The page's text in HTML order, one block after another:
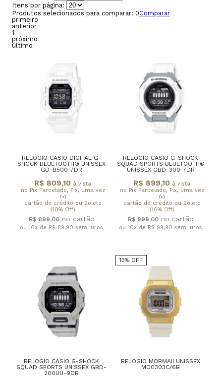
Itens por página:
Produtos selecionados para comparar: 0Comparar
primeiro
anterior
1
próximo
último
RELÓGIO CASIO DIGITAL G-
SHOCK BLUETOOTH® UNISSEX
GD-B500-7DR
R$ 809,10 à vista
no Pix Parcelado, Pix, uma vez
no
cartão de crédito ou Boleto
(10% Off)
R$ 899,00
ou 10x de R$ 89,90 sem juros
RELÓGIO CASIO G-SHOCK
SQUAD SPORTS BLUETOOTH®
UNISSEX GBD-300-7DR
R$ 899,10 à vista
no Pix Parcelado, Pix, uma vez
no
cartão de crédito ou Boleto
(10% Off)
R$ 999,00
ou 10x de R$ 99,90 sem juros
RELÓGIO CASIO G-SHOCK
SQUAD SPORTS UNISSEX GBD-
200UU-9DR
13% OFF
RELÓGIO MORMAII UNISSEX
MO0303C/6B